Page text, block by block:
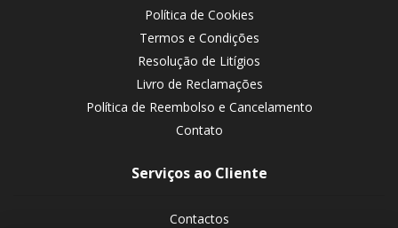
Política de Cookies
Termos e Condições
Resolução de Litígios
Livro de Reclamações
Política de Reembolso e Cancelamento
Contato
Serviços ao Cliente
Contactos